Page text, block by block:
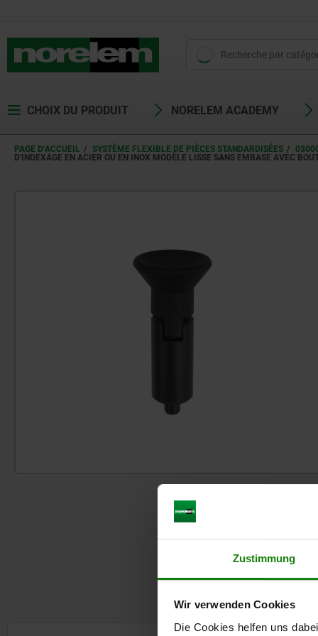
Zustimmung
Wir verwenden Cookies
Die Cookies helfen uns
CHOIX DU PRODUIT NORELEM ACADEMY
PAGE D’ACCUEIL SYSTÈME FLEXIBLE DE PIÈCES STANDARDISÉES
D'INDEXAGE EN ACIER OU EN INOX MODÈLE LISSE SANS EMBASE AVEC